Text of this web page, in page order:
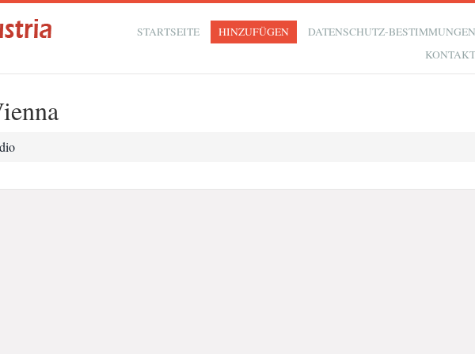
STARTSEITE HINZUFÜGEN
DATENSCHUTZ-